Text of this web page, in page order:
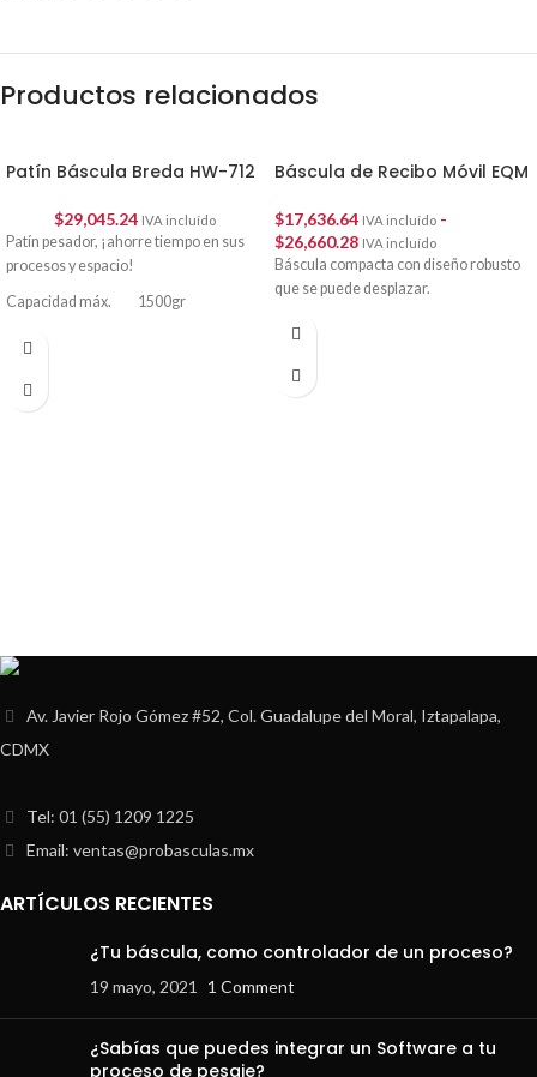
Productos relacionados
Patín Báscula Breda HW-712
$29,045.24 IVA incluído
Patín pesador, ¡ahorre tiempo en sus
procesos y espacio!
Capacidad máx. 1500gr
División mínima 500gr
Báscula de Recibo Móvil EQM
$17,636.64 IVA incluído -
$26,660.28 IVA incluído
Báscula compacta con diseño robusto
que se puede desplazar.
Av. Javier Rojo Gómez #52, Col. Guadalupe del Moral, Iztapalapa,
CDMX
Tel: 01 (55) 1209 1225
Email: ventas@probasculas.mx
ARTÍCULOS RECIENTES
¿Tu báscula, como controlador de un proceso?
19 mayo, 2021 1 Comment
¿Sabías que puedes integrar un Software a tu
proceso de pesaje?